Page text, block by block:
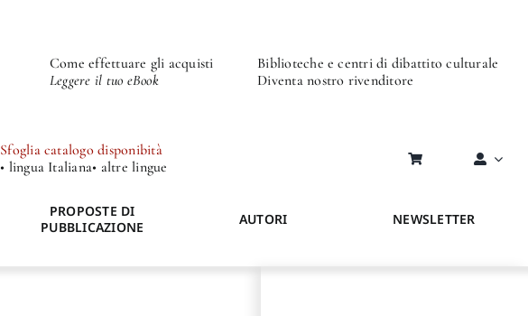
Come effettuare gli acquisti
Leggere il tuo eBook
Biblioteche e centri di dibattito culturale
Diventa nostro rivenditore
Sfoglia catalogo disponibità
• lingua Italiana• altre lingue
PROPOSTE DI
PUBBLICAZIONE
AUTORI NEWSLETTER